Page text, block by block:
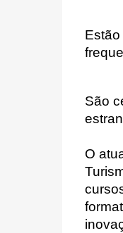
São
O